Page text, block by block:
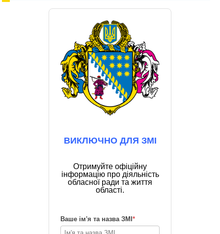
ВИКЛЮЧНО ДЛЯ ЗМІ
Отримуйте офіційну
інформацію про діяльність
обласної ради та життя
області.
Ваше ім'я та назва ЗМІ *